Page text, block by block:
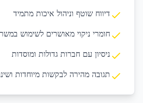
דיווח שוטף וניהול איכות מתמיד
חומרי ניקוי מאושרים לשימוש
ניסיון עם חברות גדולות ומוסדות
תגובה מהירה לבקשות מיוחדות